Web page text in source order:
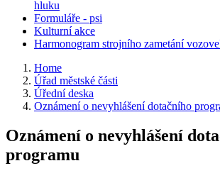
hluku
Formuláře - psi
Kulturní akce
Harmonogram strojního zametání
Home
Úřad městské části
Úřední deska
Oznámení o nevyhlášení dotačního
Oznámení o nevyhlášení
programu